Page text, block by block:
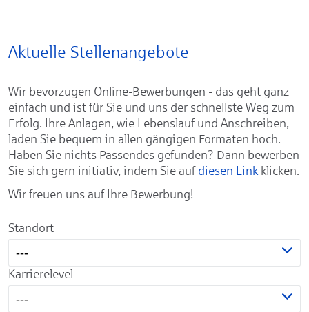
Aktuelle Stellenangebote
Wir bevorzugen Online-Bewerbungen - das geht ganz
einfach und ist für Sie und uns der schnellste Weg zum
Erfolg. Ihre Anlagen, wie Lebenslauf und Anschreiben,
laden Sie bequem in allen gängigen Formaten hoch.
Haben Sie nichts Passendes gefunden? Dann bewerben
Sie sich gern initiativ, indem Sie auf diesen Linkklicken.
Wir freuen uns auf Ihre Bewerbung!
Standort
---
Karrierelevel
---